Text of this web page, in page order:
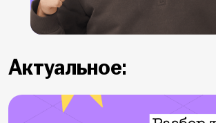
Актуальное: